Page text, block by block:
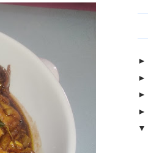
►
►
►
►
▼